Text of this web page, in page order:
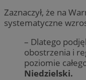
Zaznaczył, że na
systematyczne
– Dlatego
obostrzenia i
poziomie
Niedzielski.